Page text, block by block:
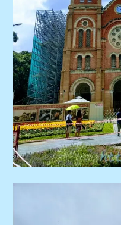
[胡志明旅遊]
[新加坡旅遊] 新加
程景點參考
[清邁旅遊] 4天3
金融
網站地圖
歐洲旅遊